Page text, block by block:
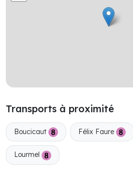
Transports à proximité
Boucicaut Félix Faure
Lourmel